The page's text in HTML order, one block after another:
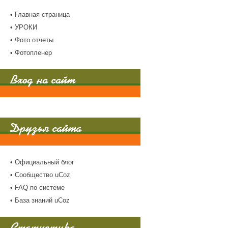
Главная страница
УРОКИ
Фото отчеты
Фотопленер
Вход на сайт
Друзья сайта
Официальный блог
Сообщество uCoz
FAQ по системе
База знаний uCoz